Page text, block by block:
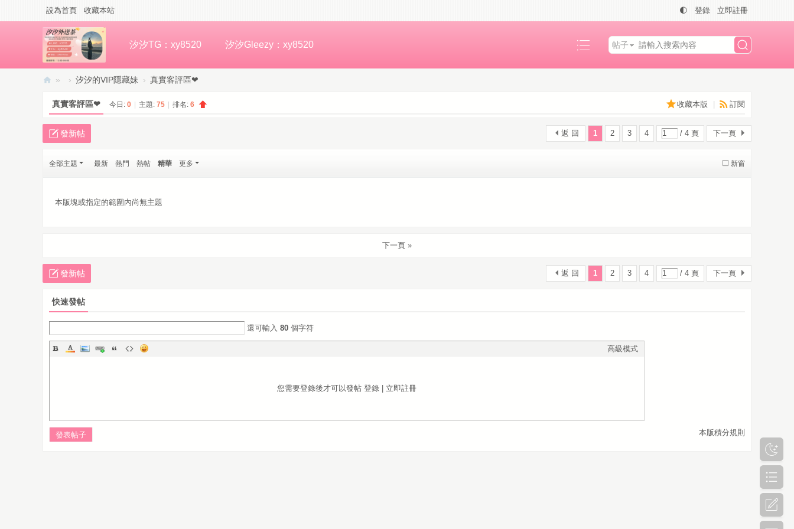
設為首頁 收藏本站 🌓 登錄 立即註冊
汐汐TG：xy8520 汐汐Gleezy：xy8520 帖子
索
汐
高
外
» › 汐汐的VIP隱藏妹 › 真實客評區❤
收藏本版 訂閱
真實客評區❤ 今日: 0 主題: 75 排名: 6
1 2 3 4 / 4 頁 下一頁
返 回
發新帖
新窗
全部主題 最新 熱門 熱帖 精華 更多
本版塊或指定的範圍內尚無主題
下一頁 »
1 2 3 4 / 4 頁 下一頁
返 回
發新帖
快速發帖
還可輸入 80 個字符
高級模式
您需要登錄後才可以發帖 登錄 立即註冊
本版積分規則
發表帖子